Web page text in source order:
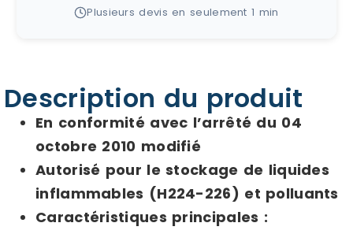
Plusieurs devis en seulement 1 min
Description du produit
En conformité avec l’arrêté du 04
octobre 2010 modifié
Autorisé pour le stockage de liquides
inflammables (H224-226) et polluants
Caractéristiques principales :